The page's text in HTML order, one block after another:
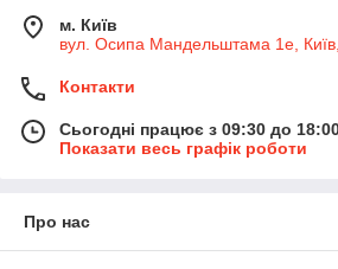
м. Київ
вул. Осипа Мандельштама 1е,
Контакти
Сьогодні працює з 09:30 до
Показати весь графік роботи
Про нас